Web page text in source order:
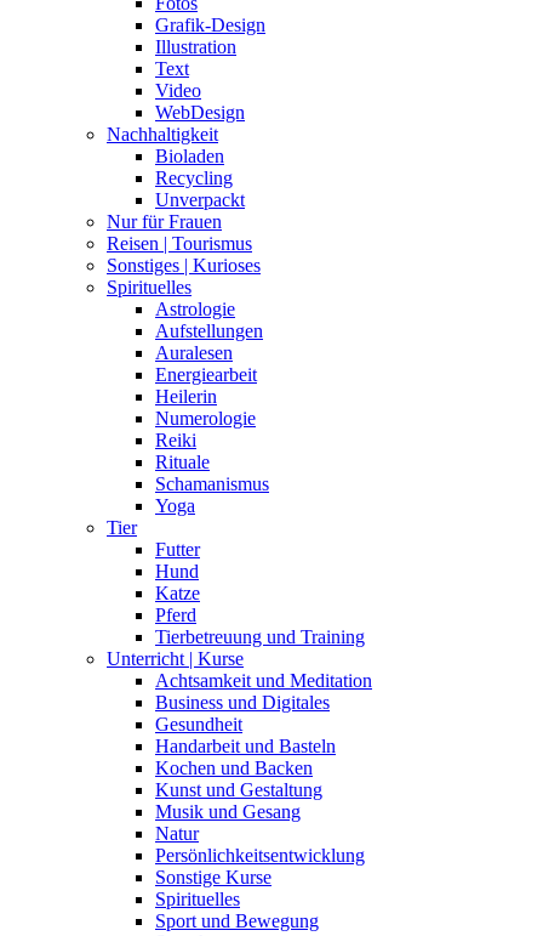
Grafik-Design
Illustration
Text
Video
WebDesign
Nachhaltigkeit
Bioladen
Recycling
Unverpackt
Nur für Frauen
Reisen | Tourismus
Sonstiges | Kurioses
Spirituelles
Astrologie
Aufstellungen
Auralesen
Energiearbeit
Heilerin
Numerologie
Reiki
Rituale
Schamanismus
Yoga
Tier
Futter
Hund
Katze
Pferd
Tierbetreuung und Training
Unterricht | Kurse
Achtsamkeit und Meditation
Business und Digitales
Gesundheit
Handarbeit und Basteln
Kochen und Backen
Kunst und Gestaltung
Musik und Gesang
Natur
Persönlichkeitsentwicklung
Sonstige Kurse
Spirituelles
Sport und Bewegung